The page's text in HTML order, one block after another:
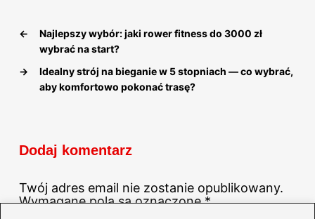
←
Najlepszy wybór: jaki rower fitness do 3000 zł
wybrać na start?
→
Idealny strój na bieganie w 5 stopniach — co wybrać,
aby komfortowo pokonać trasę?
Dodaj komentarz
Twój adres email nie zostanie opublikowany.
Wymagane pola są oznaczone*